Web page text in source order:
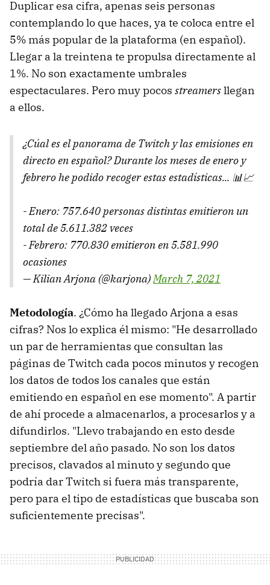
Duplicar esa cifra, apenas seis personas
contemplando lo que haces, ya te coloca entre el
5% más popular de la plataforma (en español).
Llegar a la treintena te propulsa directamente al
1%. No son exactamente umbrales
espectaculares. Pero muy pocos streamersllegan
a ellos.
¿Cúal es el panorama de Twitch y las emisiones en
directo en español? Durante los meses de enero y
febrero he podido recoger estas estadísticas... 📊📈
- Enero: 757.640 personas distintas emitieron un
total de 5.611.382 veces
- Febrero: 770.830 emitieron en 5.581.990
ocasiones
— Kilian Arjona (@karjona)March 7, 2021
Metodología. ¿Cómo ha llegado Arjona a esas
cifras? Nos lo explica él mismo: "He desarrollado
un par de herramientas que consultan las
páginas de Twitch cada pocos minutos y recogen
los datos de todos los canales que están
emitiendo en español en ese momento". A partir
de ahí procede a almacenarlos, a procesarlos y a
difundirlos. "Llevo trabajando en esto desde
septiembre del año pasado. No son los datos
precisos, clavados al minuto y segundo que
podría dar Twitch si fuera más transparente,
pero para el tipo de estadísticas que buscaba son
suficientemente precisas".